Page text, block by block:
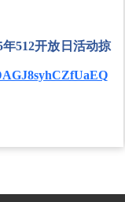
512开放日活动掠